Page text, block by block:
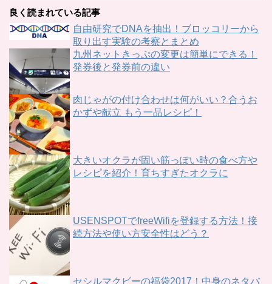
良く読まれている記事
自由研究でDNAを抽出！ブロッコリーから
取り出す実験の考察とまとめ
九州ネットきっぷの変更は簡単にできる！
発券後と発券前の違い
肉じゃがの付け合わせは何がいい？合うお
かずや献立 もう一品レシピ！
大きいオクラが固い筋っぽい時の食べ方や
レシピを紹介！育ちすぎたオクラに
USENSPOTでfreeWifiを登録する方法！接
続方法や使い方安全性はどう？
セシルマクビーの福袋2017！中身のネタバ